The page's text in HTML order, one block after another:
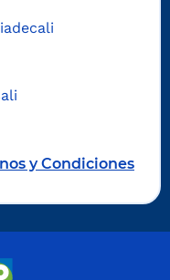
y Condiciones